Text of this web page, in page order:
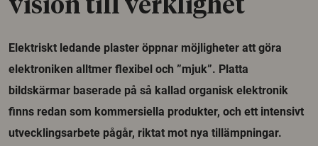
vision till verklighet
Elektriskt ledande plaster öppnar möjligheter att göra
elektroniken alltmer flexibel och ”mjuk”. Platta
bildskärmar baserade på så kallad organisk elektronik
finns redan som kommersiella produkter, och ett intensivt
utvecklingsarbete pågår, riktat mot nya tillämpningar.